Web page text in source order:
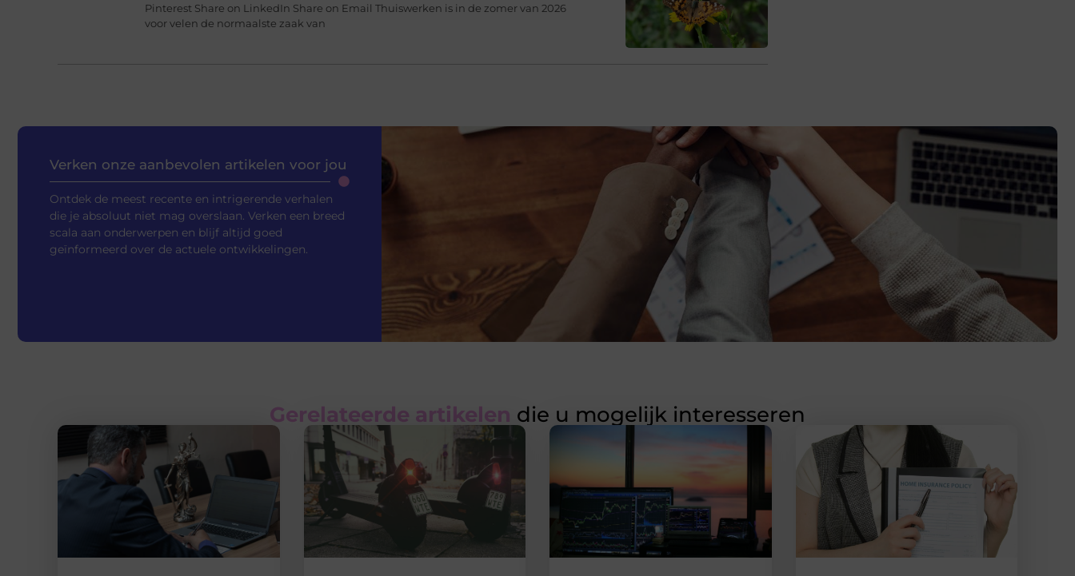
Pinterest Share on LinkedIn Share on Email Thuiswerken is in de zomer van 2026
voor velen de normaalste zaak van
Verken onze aanbevolen artikelen voor jou
Ontdek de meest recente en intrigerende verhalen
die je absoluut niet mag overslaan. Verken een breed
scala aan onderwerpen en blijf altijd goed
geïnformeerd over de actuele ontwikkelingen.
Gerelateerde artikelen die u mogelijk interesseren